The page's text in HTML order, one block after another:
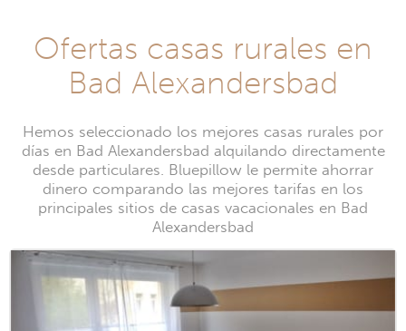
Ofertas casas rurales en
Bad Alexandersbad
Hemos seleccionado los mejores casas rurales por
días en Bad Alexandersbad alquilando directamente
desde particulares. Bluepillow le permite ahorrar
dinero comparando las mejores tarifas en los
principales sitios de casas vacacionales en Bad
Alexandersbad